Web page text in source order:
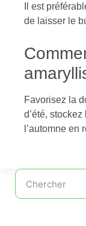
Il est
de laisser le
Favorisez la
d’été,
l’automne en